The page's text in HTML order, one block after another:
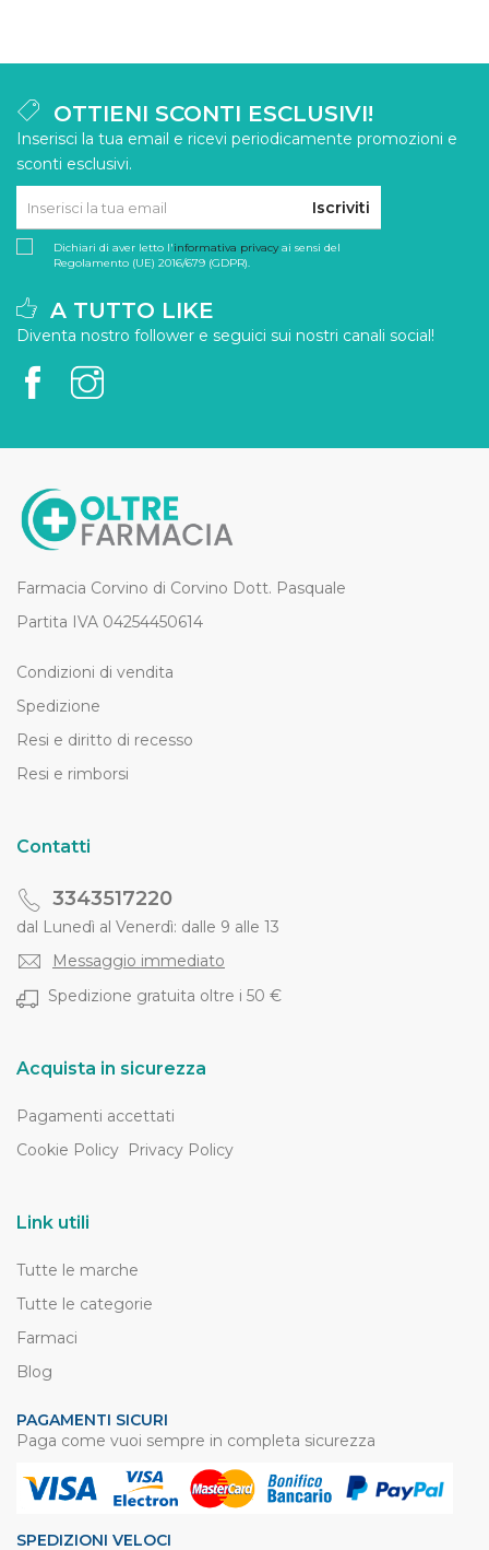
OTTIENI SCONTI ESCLUSIVI!
Inserisci la tua email e ricevi periodicamente promozioni e
sconti esclusivi.
Iscriviti
Dichiari di aver letto l'informativa privacyai sensi del
Regolamento (UE) 2016/679 (GDPR).
A TUTTO LIKE
Diventa nostro follower e seguici sui nostri canali social!
Farmacia Corvino di Corvino Dott. Pasquale
Partita IVA 04254450614
Condizioni di vendita
Spedizione
Resi e diritto di recesso
Resi e rimborsi
Contatti
3343517220
dal Lunedì al Venerdì: dalle 9 alle 13
Messaggio immediato
Spedizione gratuita oltre i 50 €
Acquista in sicurezza
Pagamenti accettati
Cookie Policy Privacy Policy
Link utili
Tutte le marche
Tutte le categorie
Farmaci
Blog
PAGAMENTI SICURI
Paga come vuoi sempre in completa sicurezza
SPEDIZIONI VELOCI